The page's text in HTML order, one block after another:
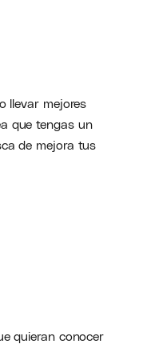
llevar mejores
que tengas un
de mejora tus
quieran conocer